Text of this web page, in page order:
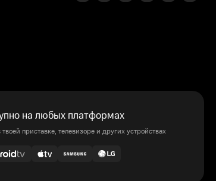
на любых платформах
приставке, телевизоре и других устройствах